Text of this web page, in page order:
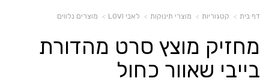
דף בית קטגוריות מוצרי תינוקות לאבי LOVI מוצרים נלווים
מחזיק מוצץ סרט מהדורת
בייבי שאוור כחול